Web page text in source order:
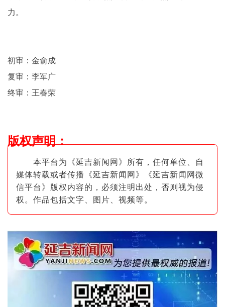
力。
初审：金俞成
复审：李军广
终审：王春荣
版权声明：
本平台为《延吉新闻网》所有，任何单位、自
媒体转载或者传播《延吉新闻网》《延吉新闻网微
信平台》版权内容的，必须注明出处，否则视为侵
权。作品包括文字、图片 、视频等。